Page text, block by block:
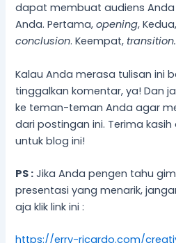
dapat membuat audiens
Anda. Pertama,opening,
conclusion. Keempat, transition.
Kalau Anda merasa tulisan ini
tinggalkan komentar, ya! Dan
ke teman-teman Anda agar
dari postingan ini. Terima
untuk blog ini!
PS : Jika Anda pengen tahu
presentasi yang menarik,
aja klik link ini :
https://erry-ricardo.com/